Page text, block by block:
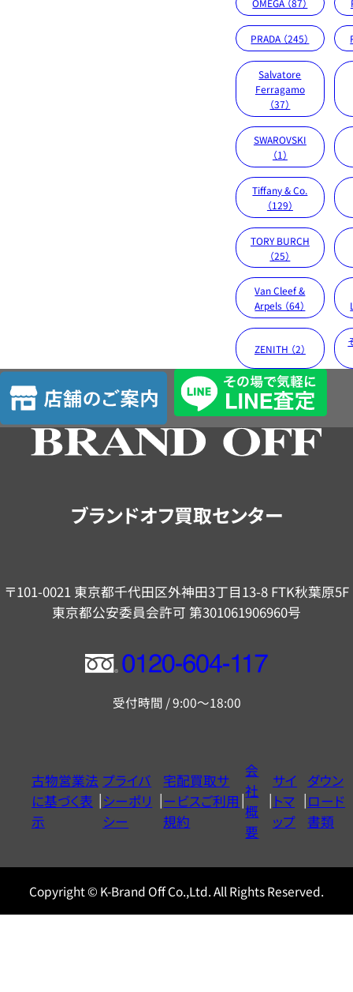
OMEGA （87）
PRADA （245）
Salvatore
Ferragamo
（37）
SWAROVSKI
（1）
Tiffany & Co.
（129）
TORY BURCH
（25）
Van Cleef &
Arpels （64）
ZENITH （2）
店
舗
の
ブランドオフ買取センター
〒101-0021 東京都千代田区外神田3丁目13-8 FTK秋葉原5F
東京都公安委員会許可 第301061906960号
フ
ー
ヤ
ル
0120604117
受付時間 / 9:00～18:00
古物営業法
に基づく表
示
プライバ
シーポリ
シー
宅配買取サ
ービスご利用
規約
会
社
概
要
サイ
トマ
ップ
ダウン
ロード
書類
Copyright © K-Brand Off Co.,Ltd. All Rights Reserved.